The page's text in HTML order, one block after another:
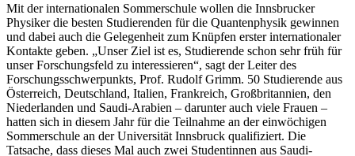
Mit der internationalen Sommerschule wollen die Innsbrucker
Physiker die besten Studierenden für die Quantenphysik gewinnen
und dabei auch die Gelegenheit zum Knüpfen erster internationaler
Kontakte geben. „Unser Ziel ist es, Studierende schon sehr früh für
unser Forschungsfeld zu interessieren“, sagt der Leiter des
Forschungsschwerpunkts, Prof. Rudolf Grimm. 50 Studierende aus
Österreich, Deutschland, Italien, Frankreich, Großbritannien, den
Niederlanden und Saudi-Arabien – darunter auch viele Frauen –
hatten sich in diesem Jahr für die Teilnahme an der einwöchigen
Sommerschule an der Universität Innsbruck qualifiziert. Die
Tatsache, dass dieses Mal auch zwei Studentinnen aus Saudi-